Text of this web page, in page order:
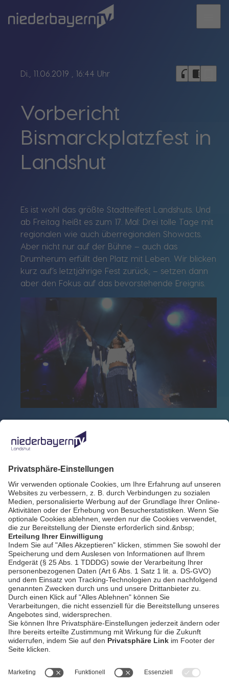
Di., 11.06.2019 , 16:44 Uhr headphones chrome_reader_mode
Vorbericht
Bismarckplatzfest in
Landshut
Es ist wohl das größte Stadtteilfest Landshuts. Und
ab Freitag heißt es zum 17. Mal: Drei tolle Tage mit
regionalen wie auch überregionalen Showacts.
Aber nicht nur auf der Bühne – auch das
Drumherum erfüllt den Platz mit Leben. Wir blicken
kurz auf’s letztjährige Fest zurück, – setzen dann
aber den Fokus auf das bevorstehende Ereignis.
Zurück
AGB / Gewinnspiele
Datenschutz
Impressum